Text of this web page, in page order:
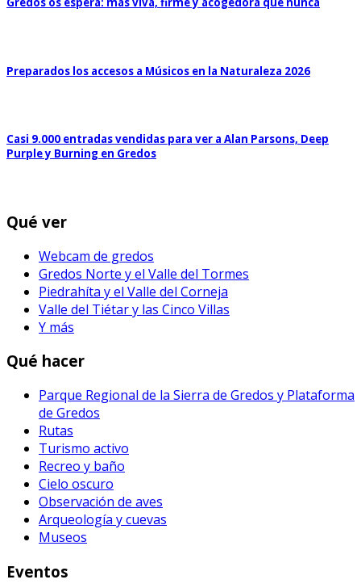
Preparados los accesos a Músicos en la Naturaleza 2026
Casi 9.000 entradas vendidas para ver a Alan Parsons, Deep
Purple y Burning en Gredos
Qué ver
Webcam de gredos
Gredos Norte y el Valle del Tormes
Piedrahíta y el Valle del Corneja
Valle del Tiétar y las Cinco Villas
Y más
Qué hacer
Parque Regional de la Sierra de Gredos y Plataforma
de Gredos
Rutas
Turismo activo
Recreo y baño
Cielo oscuro
Observación de aves
Arqueología y cuevas
Museos
Eventos